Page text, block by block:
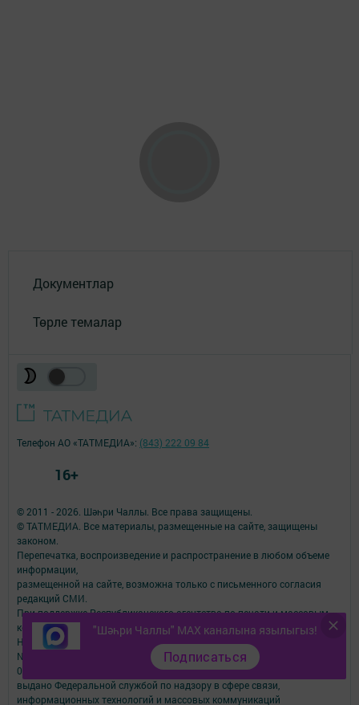
Документлар
Төрле темалар
"Шәһри Чаллы" MAX каналына язылыгыз!
Подписаться
© 2011 - 2026. Шәһри Чаллы. Все права защищены.
© ТАТМЕДИА. Все материалы, размещенные на сайте, защищены
законом.
Перепечатка, воспроизведение и распространение в любом объеме
информации,
размещенной на сайте, возможна только с письменного согласия
редакций СМИ.
При поддержке Республиканского агентства по печати и массовым
коммуникациям.
Наименование СМИ: Шəhри Чаллы
№ свидетельства о регистрации СМИ, дата: ЭЛ № ФС 77-67912 от
06.12.2016
выдано Федеральной службой по надзору в сфере связи,
информационных технологий и массовых коммуникаций
Телефон АО «ТАТМЕДИА»: (843) 222 09 84
16+